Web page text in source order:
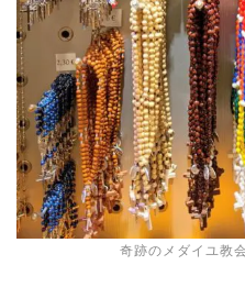
奇跡のメダイユ教